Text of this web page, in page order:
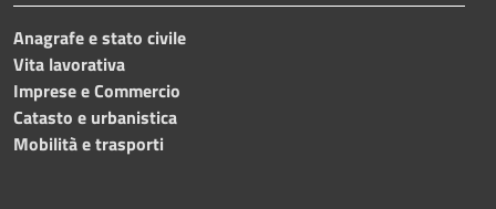
Anagrafe e stato civile
Vita lavorativa
Imprese e Commercio
Catasto e urbanistica
Mobilità e trasporti